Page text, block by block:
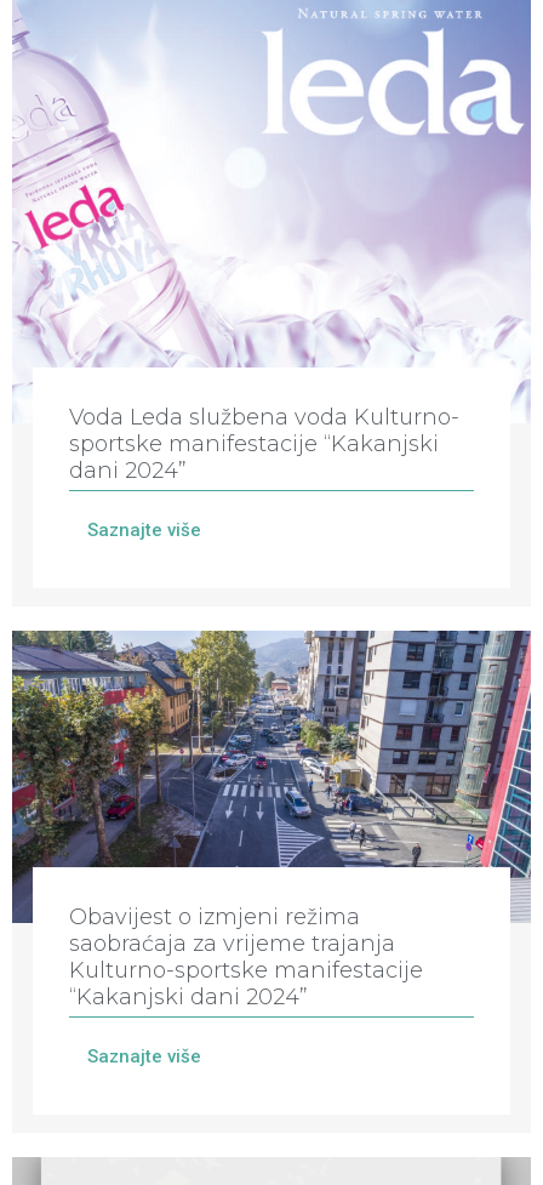
Voda Leda službena voda Kulturno-
sportske manifestacije “Kakanjski
dani 2024”
Saznajte više
Obavijest o izmjeni režima
saobraćaja za vrijeme trajanja
Kulturno-sportske manifestacije
“Kakanjski dani 2024”
Saznajte više